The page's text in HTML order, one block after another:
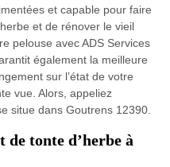
et capable pour faire
et de rénover le vieil
pelouse avec ADS Services
également la meilleure
sur l’état de votre
vue. Alors, appeliez
situe dans Goutrens 12390.
tonte d’herbe à